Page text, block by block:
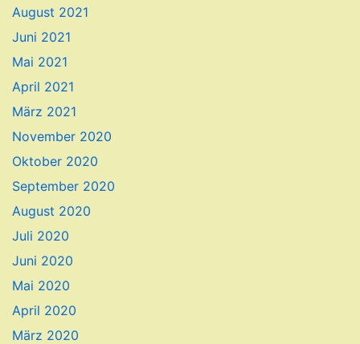
August 2021
Juni 2021
Mai 2021
April 2021
März 2021
November 2020
Oktober 2020
September 2020
August 2020
Juli 2020
Juni 2020
Mai 2020
April 2020
März 2020